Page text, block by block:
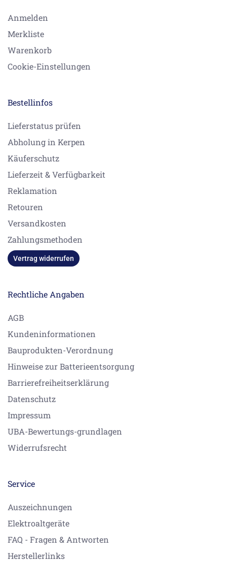
Anmelden
Merkliste
Warenkorb
Cookie-Einstellungen
Bestellinfos
Lieferstatus prüfen
Abholung in Kerpen
Käuferschutz
Lieferzeit & Verfügbarkeit
Reklamation
Retouren
Versandkosten
Zahlungsmethoden
Vertrag widerrufen
Rechtliche Angaben
AGB
Kundeninformationen
Bauprodukten-Verordnung
Hinweise zur Batterieentsorgung
Barrierefreiheitserklärung
Datenschutz
Impressum
UBA-Bewertungs-grundlagen
Widerrufsrecht
Service
Auszeichnungen
Elektroaltgeräte
FAQ - Fragen & Antworten
Herstellerlinks